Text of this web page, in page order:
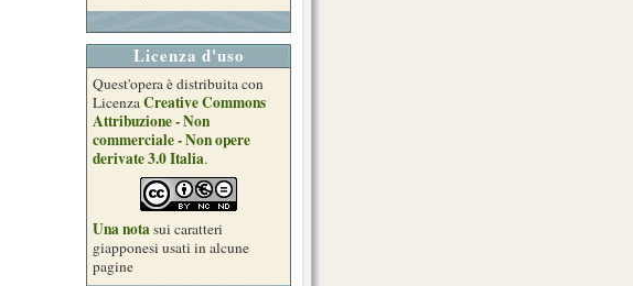
Licenza d'uso
Quest'opera è distribuita con
LicenzaCreative Commons
Attribuzione - Non
commerciale - Non opere
derivate 3.0 Italia.
Una notasui caratteri
giapponesi usati in alcune
pagine